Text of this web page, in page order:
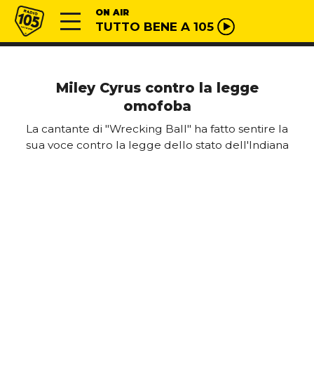
Vai al contenuto
Radio 105 ON AIR
TUTTO BENE A 105
Miley Cyrus contro la legge
omofoba
La cantante di "Wrecking Ball" ha fatto sentire la
sua voce contro la legge dello stato dell'Indiana